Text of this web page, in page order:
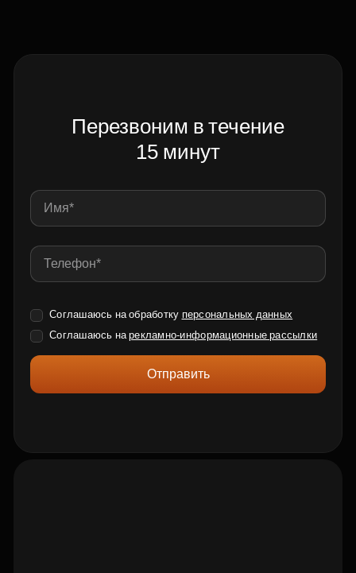
Перезвоним в течение
15 минут
Соглашаюсь на обработку персональных данных
Соглашаюсь нарекламно-информационные рассылки
Отправить